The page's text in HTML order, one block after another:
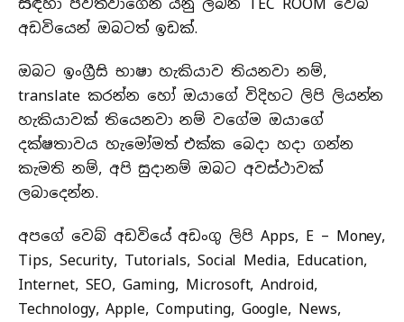
සඳහා පවත්වාගෙන යනු ලබන TEC ROOM වෙබ්
අඩවියෙන් ඔබටත් ඉඩක්.
ඔබට ඉංග්‍රීසි භාෂා හැකියාව තියනවා නම්,
translate කරන්න හෝ ඔයාගේ විදිහට ලිපි ලියන්න
හැකියාවක් තියෙනවා නම් වගේම ඔයාගේ
දක්ෂතාවය හැමෝමත් එක්ක බෙදා හදා ගන්න
කැමති නම්, අපි සුදානම් ඔබට අවස්ථාවක්
⁣ලබාදෙන්න.
අපගේ වෙබ් අඩවියේ අඩංගු ලිපි Apps, E – Money,
Tips, Security, Tutorials, Social Media, Education,
Internet, SEO, Gaming, Microsoft, Android,
Technology, Apple, Computing, Google, News,